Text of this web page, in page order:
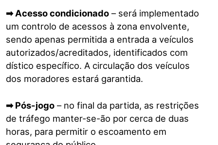
➡ Acesso condicionado – será implementado
um controlo de acessos à zona envolvente,
sendo apenas permitida a entrada a veículos
autorizados/acreditados, identificados com
dístico específico. A circulação dos veículos
dos moradores estará garantida.
➡ Pós-jogo – no final da partida, as restrições
de tráfego manter-se-ão por cerca de duas
horas, para permitir o escoamento em